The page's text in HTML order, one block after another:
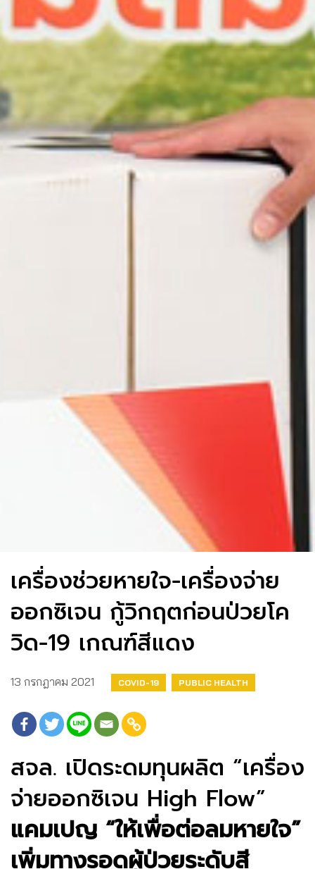
เครื่องช่วยหายใจ-เครื่องจ่าย
ออกซิเจน กู้วิกฤตก่อนป่วยโค
วิด-19 เกณฑ์สีแดง
13 กรกฎาคม 2021 COVID-19 PUBLIC HEALTH
สจล. เปิดระดมทุนผลิต “เครื่อง
จ่ายออกซิเจน High Flow”
แคมเปญ “ให้เพื่อต่อลมหายใจ”
เพิ่มทางรอดผู้ป่วยระดับสี